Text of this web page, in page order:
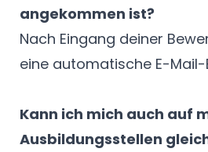
angekommen ist?
Nach Eingang deiner
eine automatische E-
Kann ich mich auch auf
Ausbildungsstellen